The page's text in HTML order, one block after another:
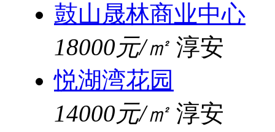
鼓山晟林商业中心
18000元/㎡ 淳安
悦湖湾花园
14000元/㎡ 淳安